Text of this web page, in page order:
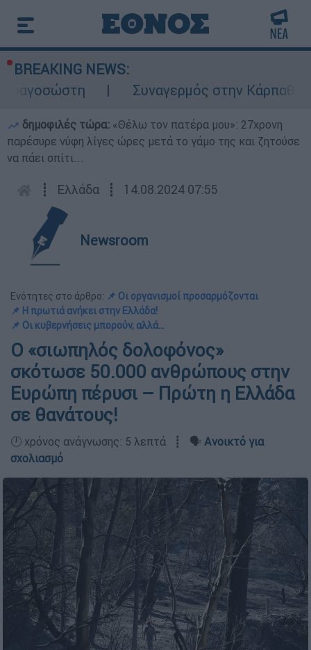
BREAKING NEWS:
Συναγερμός στην Κάρπαθο:
δημοφιλές τώρα: «Θέλω τον πατέρα μου»: 27χρονη
παρέσυρε νύφη λίγες ώρες μετά το γάμο της και ζητούσε
να πάει σπίτι...
┋ Ελλάδα ┋ 14.08.2024 07:55
Newsroom
Ενότητες στο άρθρο: 📌 Οι οργανισμοί προσαρμόζονται
📌 Η πρωτιά ανήκει στην Ελλάδα!
📌 Οι κυβερνήσεις μπορούν, αλλά...
Ο «σιωπηλός δολοφόνος»
σκότωσε 50.000 ανθρώπους στην
Ευρώπη πέρυσι – Πρώτη η Ελλάδα
σε θανάτους!
🕛 χρόνος ανάγνωσης: 5 λεπτά ┋ 🗣️ Ανοικτό για
σχολιασμό